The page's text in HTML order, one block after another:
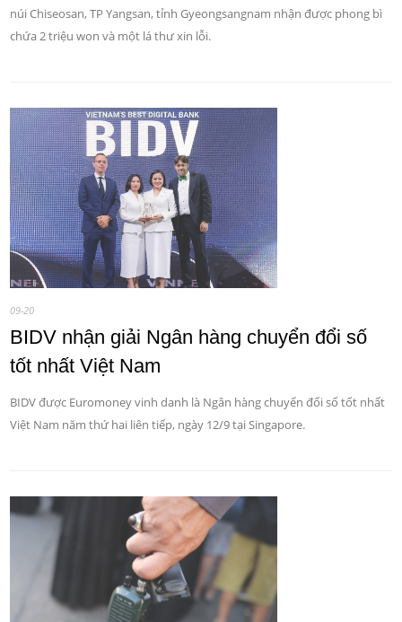
núi Chiseosan, TP Yangsan, tỉnh Gyeongsangnam nhận được phong bì
chứa 2 triệu won và một lá thư xin lỗi.
09-20
BIDV nhận giải Ngân hàng chuyển đổi số
tốt nhất Việt Nam
BIDV được Euromoney vinh danh là Ngân hàng chuyển đổi số tốt nhất
Việt Nam năm thứ hai liên tiếp, ngày 12/9 tại Singapore.